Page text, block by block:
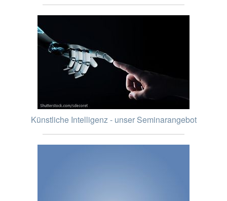
Künstliche Intelligenz - unser Seminarangebot